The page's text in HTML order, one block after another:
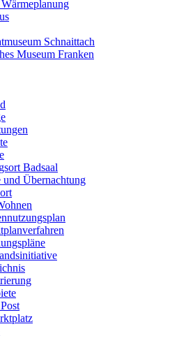
Schnaittach
Museum Franken
Badsaal
und Übernachtung